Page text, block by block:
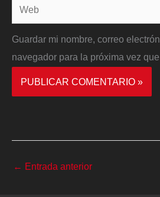
Web
Guardar mi nombre, correo
navegador para la próxima vez
← Entrada anterior